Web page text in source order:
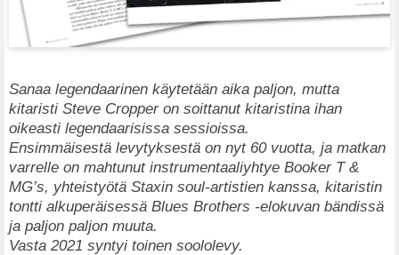
Sanaa legendaarinen käytetään aika paljon, mutta
kitaristi Steve Cropper on soittanut kitaristina ihan
oikeasti legendaarisissa sessioissa.
Ensimmäisestä levytyksestä on nyt 60 vuotta, ja matkan
varrelle on mahtunut instrumentaaliyhtye Booker T &
MG’s, yhteistyötä Staxin soul-artistien kanssa, kitaristin
tontti alkuperäisessä Blues Brothers -elokuvan bändissä
ja paljon paljon muuta.
Vasta 2021 syntyi toinen soololevy.